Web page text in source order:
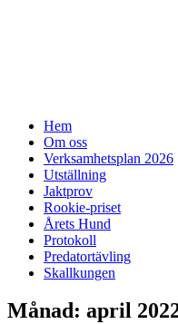
Meny
Hoppa
innehåll
Hem
Om oss
Verksamhetsplan 2026
Utställning
Jaktprov
Rookie-priset
Årets Hund
Protokoll
Predatortävling
Skallkungen
Månad: april